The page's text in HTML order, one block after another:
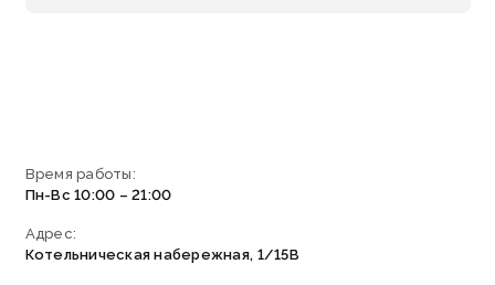
Время работы:
Пн-Вс 10:00 – 21:00
Адрес:
Котельническая набережная, 1/15В